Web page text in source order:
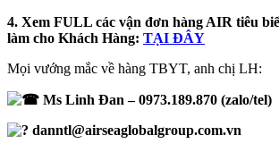
4. Xem FULL các vận đơn hàng AIR tiêu
làm cho Khách Hàng: TẠI ĐÂY
Mọi vướng mắc về hàng TBYT, anh chị LH:
Ms Linh Đan – 0973.189.870 (zalo/tel)
danntl@airseaglobalgroup.com.vn